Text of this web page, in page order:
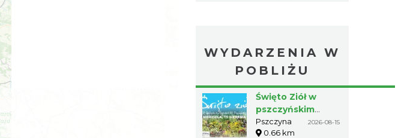
WYDARZENIA W
POBLIŻU
Święto Ziół w
pszczyńskim
skansenie
Pszczyna 2026-08-15
0.66 km